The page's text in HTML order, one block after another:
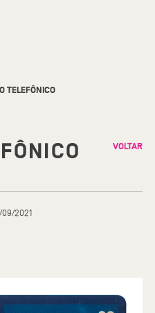
TELEFÔNICO
VOLTAR
2021